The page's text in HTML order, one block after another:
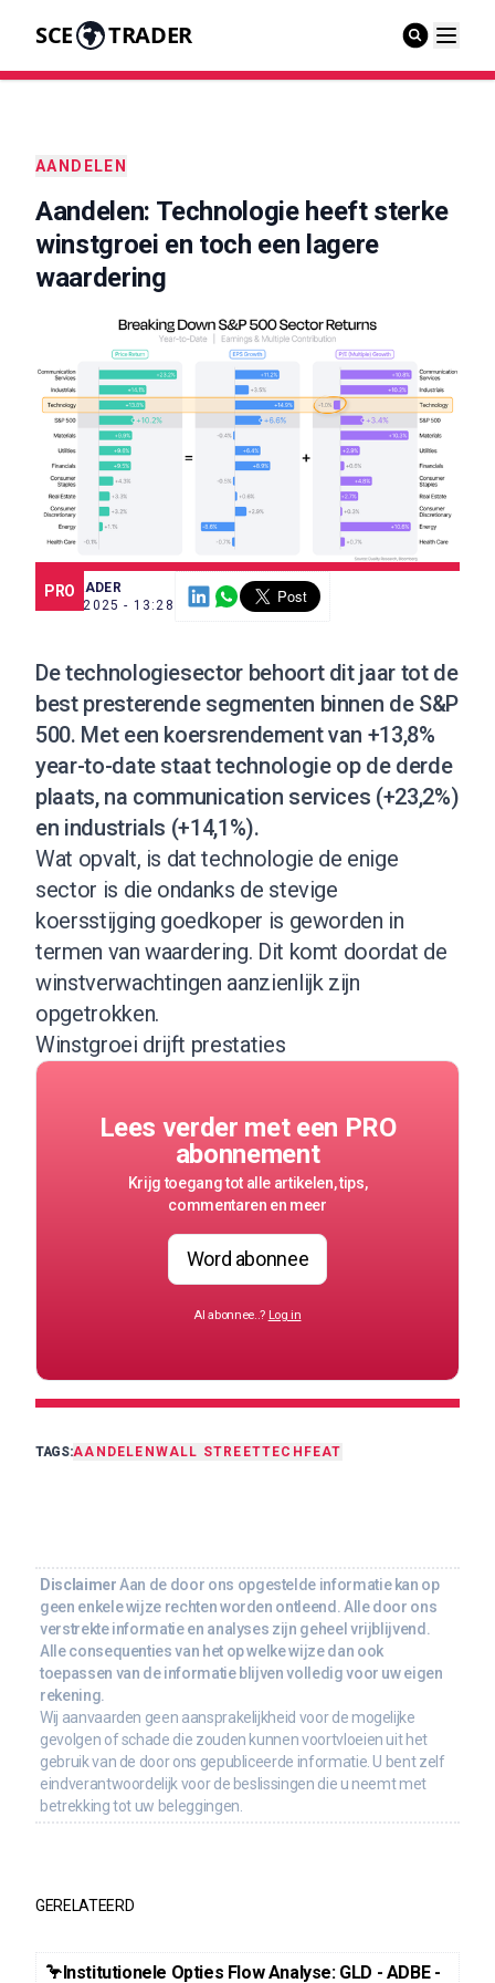
SCE TRADER
AANDELEN
Aandelen: Technologie heeft sterke
winstgroei en toch een lagere
waardering
PRO
SCE TRADER
8 SEP. 2025 - 13:28
De technologiesector behoort dit jaar tot de
best presterende segmenten binnen de S&P
500. Met een koersrendement van +13,8%
year-to-date staat technologie op de derde
plaats, na communication services (+23,2%)
en industrials (+14,1%).
Wat opvalt, is dat technologie de enige
sector is die ondanks de stevige
koersstijging goedkoper is geworden in
termen van waardering. Dit komt doordat de
winstverwachtingen aanzienlijk zijn
opgetrokken.
Winstgroei drijft prestaties
Lees verder met een PRO
abonnement
Krijg toegang tot alle artikelen, tips,
commentaren en meer
Word abonnee
Al abonnee..? Log in
TAGS:AANDELEN WALL STREETTECH FEAT
DisclaimerAan de door ons opgestelde informatie kan op
geen enkele wijze rechten worden ontleend. Alle door ons
verstrekte informatie en analyses zijn geheel vrijblijvend.
Alle consequenties van het op welke wijze dan ook
toepassen van de informatie blijven volledig voor uw eigen
rekening.
Wij aanvaarden geen aansprakelijkheid voor de mogelijke
gevolgen of schade die zouden kunnen voortvloeien uit het
gebruik van de door ons gepubliceerde informatie. U bent zelf
eindverantwoordelijk voor de beslissingen die u neemt met
betrekking tot uw beleggingen.
GERELATEERD
🦩Institutionele Opties Flow Analyse: GLD - ADBE -